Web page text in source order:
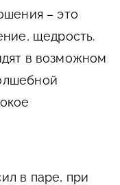
– это
щедрость.
в возможном
в паре, при